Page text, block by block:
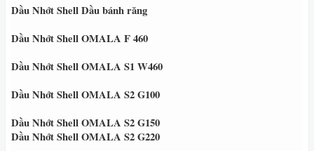
Dầu Nhớt Shell Dầu bánh răng
Dầu Nhớt Shell OMALA F 460
Dầu Nhớt Shell OMALA S1 W460
Dầu Nhớt Shell OMALA S2 G100
Dầu Nhớt Shell OMALA S2 G150
Dầu Nhớt Shell OMALA S2 G220